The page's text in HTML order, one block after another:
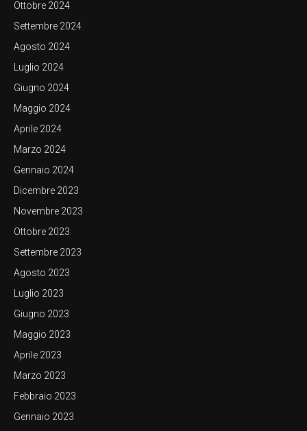
Ottobre 2024
Settembre 2024
Agosto 2024
Luglio 2024
Giugno 2024
Maggio 2024
Aprile 2024
Marzo 2024
Gennaio 2024
Dicembre 2023
Novembre 2023
Ottobre 2023
Settembre 2023
Agosto 2023
Luglio 2023
Giugno 2023
Maggio 2023
Aprile 2023
Marzo 2023
Febbraio 2023
Gennaio 2023